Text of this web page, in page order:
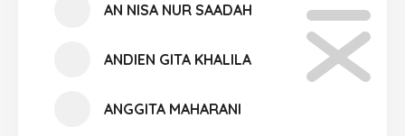
AN NISA NUR SAADAH
ANDIEN GITA KHALILA
ANGGITA MAHARANI